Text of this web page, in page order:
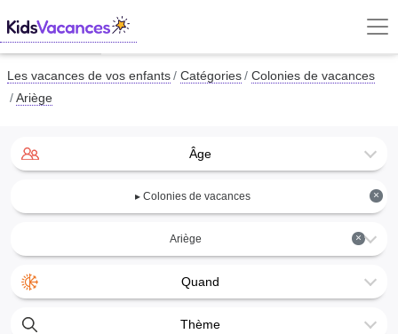
Les vacances de vos enfants Catégories
Colonies de vacances
Ariège
Âge
×
▸ Colonies de vacances
×
Ariège
Quand
Thème